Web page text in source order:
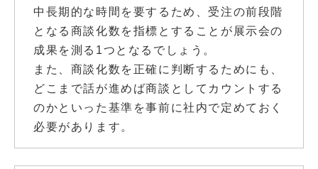
中長期的な時間を要するため、受注の前段階
となる商談化数を指標とすることが展示会の
成果を測る1つとなるでしょう。
また、商談化数を正確に判断するためにも、
どこまで話が進めば商談としてカウントする
のかといった基準を事前に社内で定めておく
必要があります。